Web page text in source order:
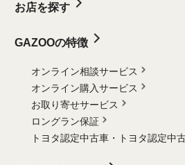
お店を探す
GAZOOの特徴
オンライン相談サービス
オンライン購入サービス
お取り寄せサービス
ロングラン保証
トヨタ認定中古車・
トヨタ認定中